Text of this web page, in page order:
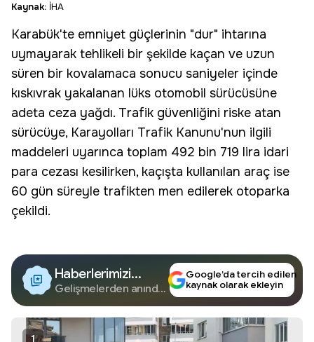
Kaynak: İHA
Karabük'te emniyet güçlerinin "dur" ihtarına
uymayarak tehlikeli bir şekilde kaçan ve uzun
süren bir kovalamaca sonucu saniyeler içinde
kıskıvrak yakalanan lüks otomobil sürücüsüne
adeta ceza yağdı. Trafik güvenliğini riske atan
sürücüye, Karayolları Trafik Kanunu'nun ilgili
maddeleri uyarınca toplam 492 bin 719 lira idari
para cezası kesilirken, kaçışta kullanılan araç ise
60 gün süreyle trafikten men edilerek otoparka
çekildi.
Haberlerimizi
Google'da Takip
Edin
Gelişmelerden anında
Google’da tercih edilen
kaynak olarak ekleyin